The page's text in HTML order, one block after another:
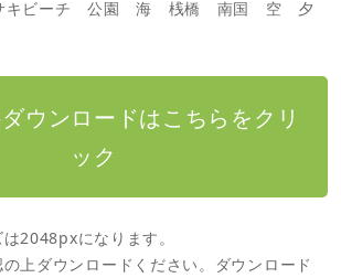
キビーチ 公園 海 桟橋 南国 空 夕
ウンロードはこちらをクリ
ック
2048pxになります。
上ダウンロードください。ダウンロード